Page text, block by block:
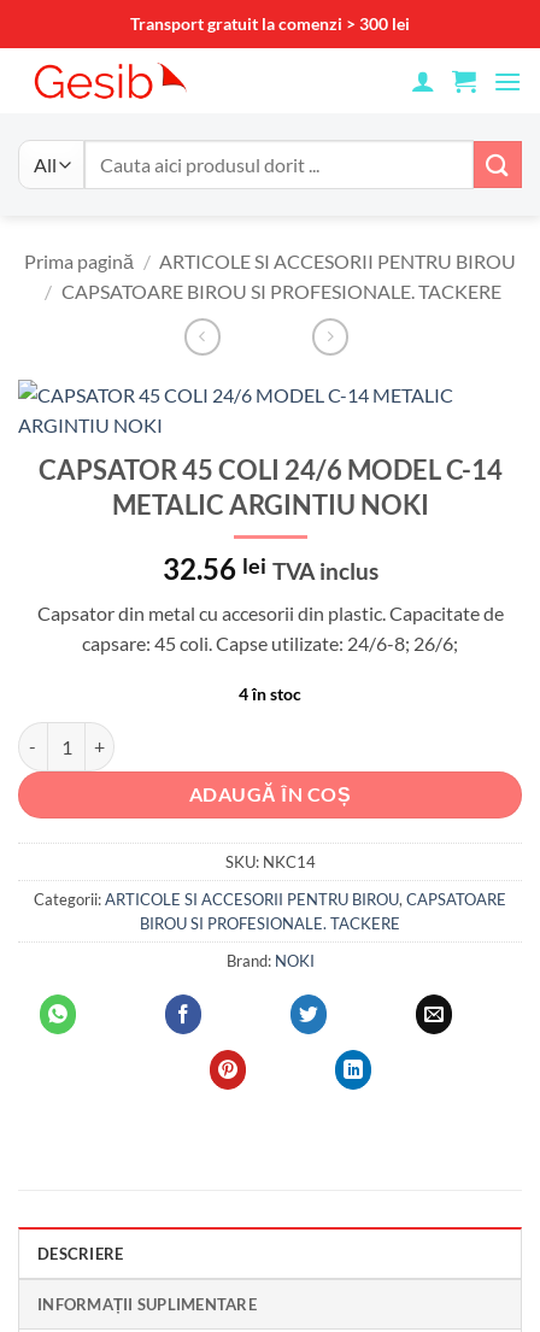
to
content
Transport gratuit la comenzi > 300 lei
Prima pagină / ARTICOLE SI ACCESORII PENTRU BIROU
/ CAPSATOARE BIROU SI PROFESIONALE. TACKERE
CAPSATOR 45 COLI 24/6 MODEL C-14
METALIC ARGINTIU NOKI
32.56 lei TVA inclus
Capsator din metal cu accesorii din plastic. Capacitate de
capsare: 45 coli. Capse utilizate: 24/6-8; 26/6;
4 în stoc
Cantitate CAPSATOR 45 COLI 24/6 MODEL C-14 METALIC
ADAUGĂ ÎN COȘ
SKU: NKC14
Categorii:ARTICOLE SI ACCESORII PENTRU BIROU,CAPSATOARE
BIROU SI PROFESIONALE. TACKERE
Brand: NOKI
DESCRIERE
INFORMAȚII SUPLIMENTARE